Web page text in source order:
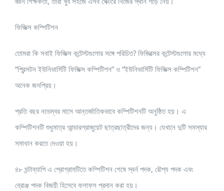
ফিজিক্স কম্পিটিশন
তোমরা কি সবাই ফিজিক্স কন্টেস্টগুলোর সঙ্গে পরিচিত? ফিজিক্সের কন্টেস্টগুলোর মধ্যে
“প্রিন্সটন ইউনিভার্সিটি ফিজিক্স কম্পিটিশন” ও “ইউনিভার্সিটি ফিজিক্স কম্পিটিশন”
অনেক জনপ্রিয়।
প্রতি বছর নভেম্বর মাসে আন্তর্জাতিকভাবে কম্পিটিশনটি অনুষ্ঠিত হয়। এ
কম্পিটিশনটি শুধুমাত্র আন্ডারগ্রাজুয়েট ছাত্রছাত্রীদের জন্য। যেখানে দুটি সমস্যার
সমাধান করতে দেওয়া হয়।
৪৮ ঘন্টাব্যাপি এ প্রোগ্রামটিতে কম্পিটিশন শেষে স্বর্ন পদক, রৌপ্য পদক এবং
ব্রোঞ্জ পদক বিজয়ী হিসেবে ফলাফল প্রদান করা হয়।